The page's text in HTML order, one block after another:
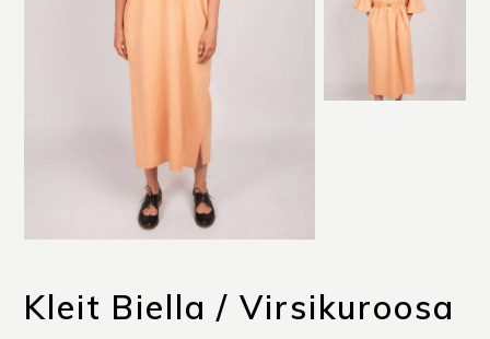
Kleit Biella / Virsikuroosa